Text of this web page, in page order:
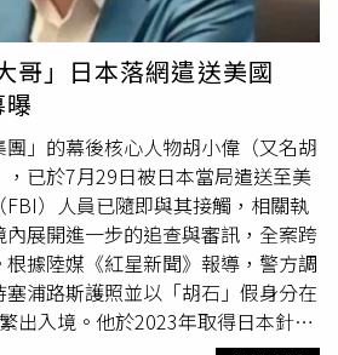
上述指控。白宮發言人德賽（Kush
美國正在運用其合法權力，促使那
行為、政策與做法被消除。外國未
勞動製造商品的措施，是不合理的
括美國工人造成負擔，因此必須加
以來，第301條款關稅已證明是1
至今仍然是如此。」不過，州政府
易代表署（USTR）代表葛里爾
促對60個經濟體展開調查，跳過必
也未能說明川普政府為何對政策差
取了幾乎一致的關稅稅率，「所謂
哥」日本落網遣送美國
」的幕後核心人物胡小偉（又名胡
已於7月29日被日本當局遣送至美
）人員已隨即與其接觸，相關執
展開進一步的追查與審訊，全案跨
據陸媒《紅星新聞》報導，警方調
浦路斯護照並以「胡石」假身分在
出入境。他於2023年取得日本針對